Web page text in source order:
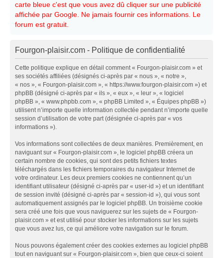
carte bleue c'est que vous avez dû cliquer sur une publicité
affichée par Google. Ne jamais fournir ces informations. Le
forum est gratuit.
Fourgon-plaisir.com - Politique de confidentialité
Cette politique explique en détail comment « Fourgon-plaisir.com » et
ses sociétés affiliées (désignés ci-après par « nous », « notre »,
« nos », « Fourgon-plaisir.com », « https://www.fourgon-plaisir.com ») et
phpBB (désigné ci-après par « ils », « eux », « leur », « logiciel
phpBB », « www.phpbb.com », « phpBB Limited », « Équipes phpBB »)
utilisent n’importe quelle information collectée pendant n’importe quelle
session d’utilisation de votre part (désignée ci-après par « vos
informations »).
Vos informations sont collectées de deux manières. Premièrement, en
naviguant sur « Fourgon-plaisir.com », le logiciel phpBB créera un
certain nombre de cookies, qui sont des petits fichiers textes
téléchargés dans les fichiers temporaires du navigateur Internet de
votre ordinateur. Les deux premiers cookies ne contiennent qu’un
identifiant utilisateur (désigné ci-après par « user-id ») et un identifiant
de session invité (désigné ci-après par « session-id »), qui vous sont
automatiquement assignés par le logiciel phpBB. Un troisième cookie
sera créé une fois que vous naviguerez sur les sujets de « Fourgon-
plaisir.com » et est utilisé pour stocker les informations sur les sujets
que vous avez lus, ce qui améliore votre navigation sur le forum.
Nous pouvons également créer des cookies externes au logiciel phpBB
tout en naviguant sur « Fourgon-plaisir.com », bien que ceux-ci soient